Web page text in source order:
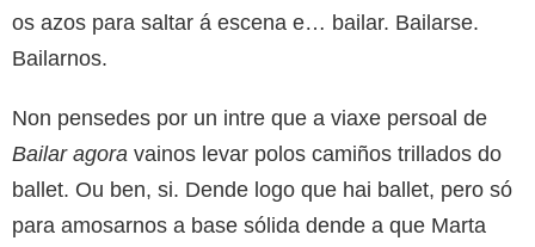
os azos para saltar á escena e… bailar. Bailarse.
Bailarnos.
Non pensedes por un intre que a viaxe persoal de
Bailar agora vainos levar polos camiños trillados do
ballet. Ou ben, si. Dende logo que hai ballet, pero só
para amosarnos a base sólida dende a que Marta